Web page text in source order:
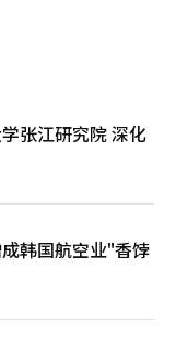
对销售额和营业利润
经合组织
引中国游客的“黄金
同比增长112.3%。
中双边游客交流逐渐
准备迎接中国游客重
、
本实现业绩改善。新
同时对包括首席执行
1月，公司还关闭收
成的三层门店缩减
员刘政贤（音）表
力出现明显改善，机
与国内外机场进行谈
，新罗免税店也开始
谈判中拥有更强的主
代免税店计划关闭东
张江研究院 深化
韩国航空业"香饽